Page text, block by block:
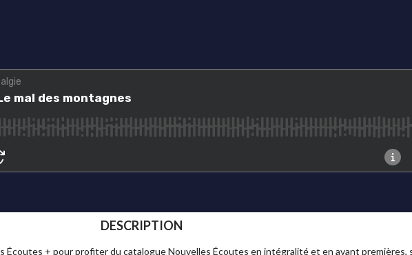
DESCRIPTION
Écoutes + pour profiter du catalogue Nouvelles Écoutes en intégralité et en avant premières,